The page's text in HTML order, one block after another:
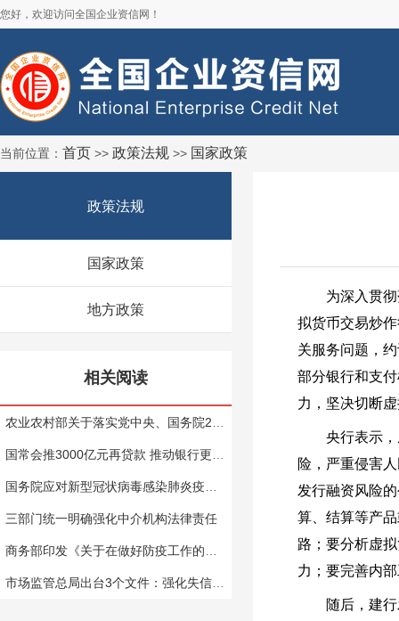
您好，欢迎访问全国企业资信网！
当前位置： 首页 >> 政策法规 >> 国家政策
政策法规
国家政策
地方政策
相关阅读
三部门统一明确强化中介机构法律责任
为深入贯彻落
拟货币交易炒
关服务问题，
部分银行和支
力，坚决切断
央行表示，虚
险，严重侵害
发行融资风险
算、结算等产
路；要分析虚
力；要完善内
随后，建行发